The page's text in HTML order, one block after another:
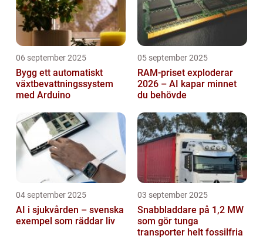
06 september 2025
Bygg ett automatiskt
växtbevattningssystem
med Arduino
05 september 2025
RAM-priset exploderar
2026 – AI kapar minnet
du behövde
04 september 2025
AI i sjukvården – svenska
exempel som räddar liv
03 september 2025
Snabbladdare på 1,2 MW
som gör tunga
transporter helt fossilfria